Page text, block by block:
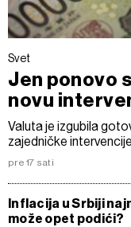
Svet
Jen ponovo
novu
Valuta je izgubila
zajedničke
pre 17 sati
Inflacija u Srbiji
može opet podići?